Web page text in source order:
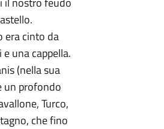
era cinto da
una cappella.
(nella sua
un profondo
Turco,
che fino